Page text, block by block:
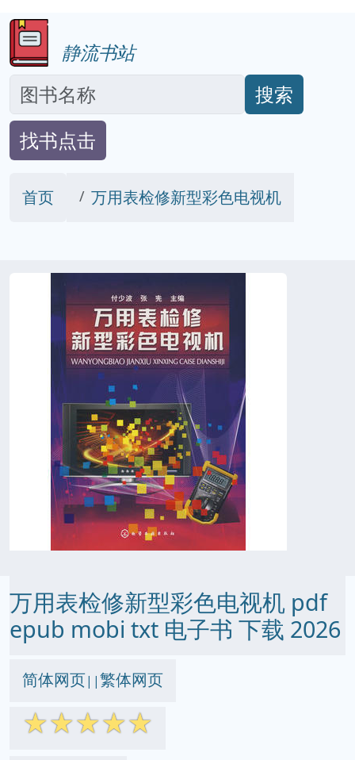
静流书站
搜索
找书点击
首页 万用表检修新型彩色电视机
万用表检修新型彩色电视机 pdf
epub mobi txt 电子书 下载 2026
简体网页||繁体网页
☆☆☆☆☆